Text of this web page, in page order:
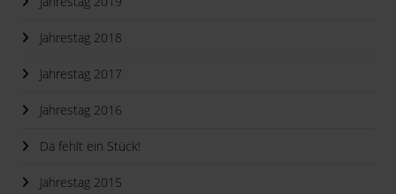
Jahrestag 2018
Jahrestag 2017
Jahrestag 2016
Da fehlt ein Stück!
Jahrestag 2015